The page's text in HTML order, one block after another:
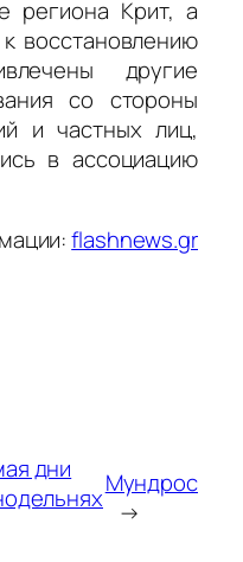
региона Крит, а
восстановлению
другие
со стороны
и частных лиц,
в ассоциацию
flashnews.gr
дни
Мундрос
→